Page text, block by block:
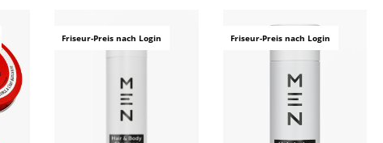
Friseur-Preis nach Login Friseur-Preis nach Login